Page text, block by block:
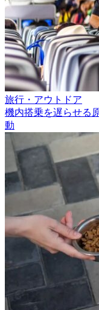
旅行・アウトドア
機内搭乗を遅らせる
動